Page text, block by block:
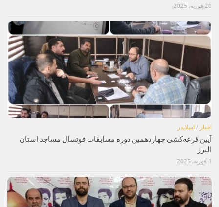
20 فوریه, 2025
اخبار / اسلایدر
آیین قرعه‌کشی چهاردهمین دوره‌ مسابقات فوتسال مساجد استان
البرز
1 فوریه, 2025